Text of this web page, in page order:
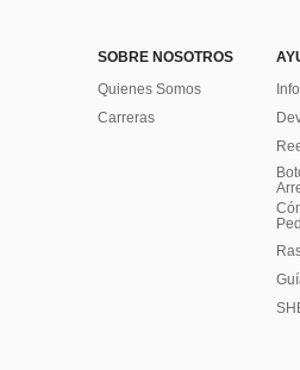
SOBRE NOSOTROS
Quienes Somos
Carreras